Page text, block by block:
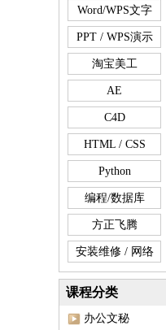
Word/WPS文字
PPT / WPS演示
淘宝美工
AE
C4D
HTML / CSS
Python
编程/数据库
方正飞腾
安装维修 / 网络
课程分类
办公文秘